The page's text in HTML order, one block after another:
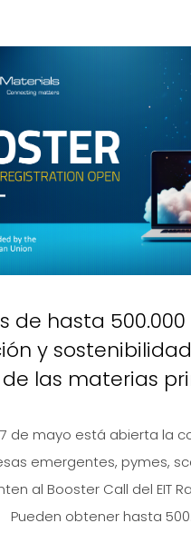
de hasta
y
de las materias
de mayo está abierta la
emergentes, pymes,
al Booster Call del EIT
Pueden obtener hasta